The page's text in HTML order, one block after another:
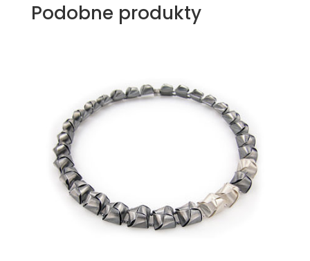
Podobne produkty